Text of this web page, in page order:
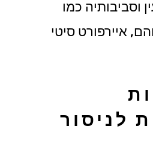
וסביבותיה כמו
איירפורט סיטי
לניסור